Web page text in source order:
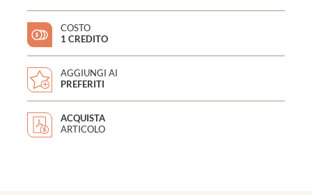
COSTO
1 CREDITO
AGGIUNGI AI
PREFERITI
ACQUISTA
ARTICOLO